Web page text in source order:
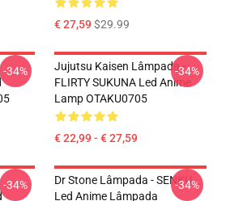
€ 27,59$29.99
-34%
Jujutsu Kaisen Lâmpada -
FLIRTY SUKUNA Led Anime
Lamp OTAKU0705
€ 22,99 - € 27,59
-34%
-34%
Dr Stone Lâmpada - SENKU
Led Anime Lâmpada
-34%